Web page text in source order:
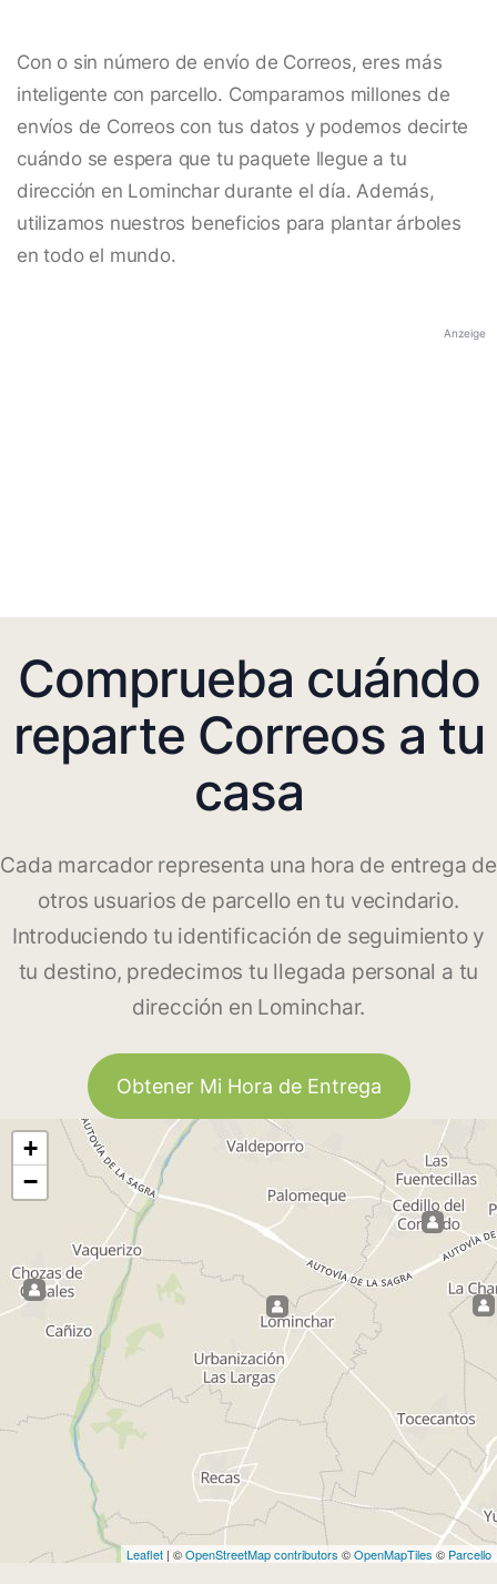
Con o sin número de envío de Correos, eres más
inteligente con parcello. Comparamos millones de
envíos de Correos con tus datos y podemos decirte
cuándo se espera que tu paquete llegue a tu
dirección en Lominchar durante el día. Además,
utilizamos nuestros beneficios para plantar árboles
en todo el mundo.
Anzeige
Comprueba cuándo
reparte Correos a tu
casa
Cada marcador representa una hora de entrega de
otros usuarios de parcello en tu vecindario.
Introduciendo tu identificación de seguimiento y
tu destino, predecimos tu llegada personal a tu
dirección en Lominchar.
Obtener Mi Hora de Entrega
+
−
Leaflet | ©OpenStreetMap contributors ©OpenMapTiles © Parcello